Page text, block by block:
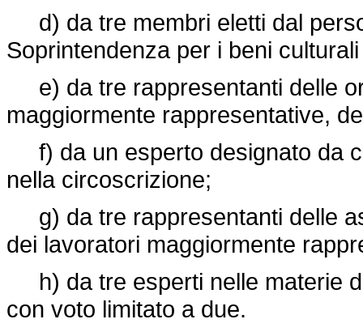
d) da tre membri eletti dal
Soprintendenza per i beni
e) da tre rappresentanti delle
maggiormente rappresentative,
f) da un esperto designato da
nella circoscrizione;
g) da tre rappresentanti delle
dei lavoratori maggiormente
h) da tre esperti nelle materie
con voto limitato a due.